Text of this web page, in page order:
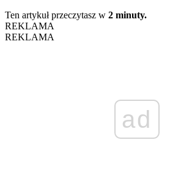
Ten artykuł przeczytasz w 2 minuty.
REKLAMA
REKLAMA
ad